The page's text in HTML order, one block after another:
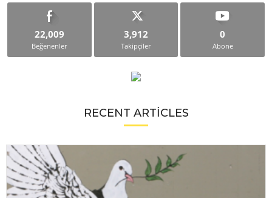
22,009
Beğenenler
3,912
Takipçiler
0
Abone
RECENT ARTICLES